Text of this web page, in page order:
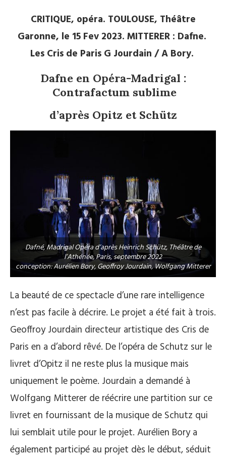
CRITIQUE, opéra. TOULOUSE, Théâtre
Garonne, le 15 Fev 2023. MITTERER : Dafne.
Les Cris de Paris G Jourdain / A Bory.
Dafne en Opéra-Madrigal :
Contrafactum sublime
d’après Opitz et Schütz
Dafné, Madrigal Opéra d’après Heinrich Schütz, Théâtre de
l’Athénée, Paris, septembre 2022
conception: Aurélien Bory, Geoffroy Jourdain, Wolfgang Mitterer
La beauté de ce spectacle d’une rare intelligence
n’est pas facile à décrire. Le projet a été fait à trois.
Geoffroy Jourdain directeur artistique des Cris de
Paris en a d’abord rêvé. De l’opéra de Schutz sur le
livret d’Opitz il ne reste plus la musique mais
uniquement le poème. Jourdain a demandé à
Wolfgang Mitterer de réécrire une partition sur ce
livret en fournissant de la musique de Schutz qui
lui semblait utile pour le projet. Aurélien Bory a
également participé au projet dès le début, séduit